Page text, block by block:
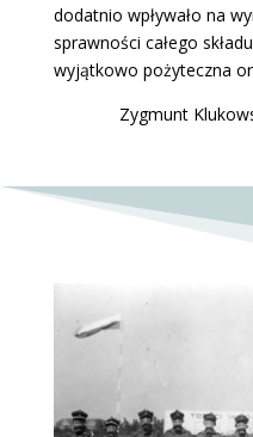
dodatnio wpływało na
sprawności całego
wyjątkowo pożyteczna
Zygmunt